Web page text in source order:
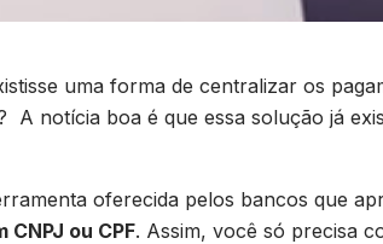
uma forma de centralizar os
A notícia boa é que essa solução já
oferecida pelos bancos que
ou CPF. Assim, você só precisa